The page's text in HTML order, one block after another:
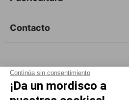
Continúa sin consentimiento
¡Da un mordisco a
Contacto
Tarjeta Regalo